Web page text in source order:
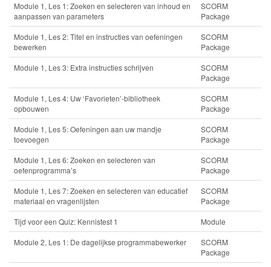
Module 1, Les 1: Zoeken en selecteren van inhoud en
aanpassen van parameters
SCORM
Package
Module 1, Les 2: Titel en instructies van oefeningen
bewerken
SCORM
Package
Module 1, Les 3: Extra instructies schrijven
SCORM
Package
Module 1, Les 4: Uw ‘Favorieten’-bibliotheek
opbouwen
SCORM
Package
Module 1, Les 5: Oefeningen aan uw mandje
toevoegen
SCORM
Package
Module 1, Les 6: Zoeken en selecteren van
oefenprogramma’s
SCORM
Package
Module 1, Les 7: Zoeken en selecteren van educatief
materiaal en vragenlijsten
SCORM
Package
Tijd voor een Quiz: Kennistest 1
Module
Module 2, Les 1: De dagelijkse programmabewerker
SCORM
Package